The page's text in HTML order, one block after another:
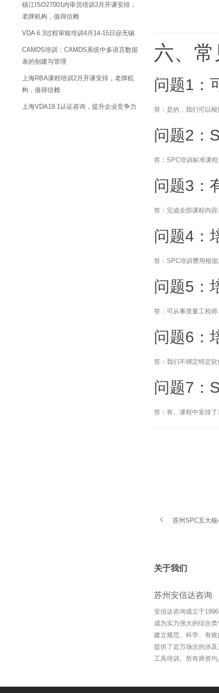
六、
问题1：
答：是的，我们可以
问题2：
答：SPC培训标准课
问题3：
答：完成全部课程内
问题4：
答：SPC培训费用根
问题5：
答：可从事质量工程
问题6：
答：我们不绑定特定
问题7：
答：有。课程中安排
苏州SPC五大
关于我们
苏州安信达咨询
安信达咨询成立于
成为实力强大的综合
建立规范、科学、有
提供了近万场次的涉
工具培训。所有师资
镇江ISO27001内审员培训2月开课安排，
老牌机构，值得信赖
VDA 6.3过程审核培训4月14-15日@无锡
CAMDS培训：CAMDS系统中多语言数据
表的创建与管理
上海RBA课程培训2月开课安排，老牌机
构，值得信赖
上海VDA19.1认证咨询，提升企业竞争力